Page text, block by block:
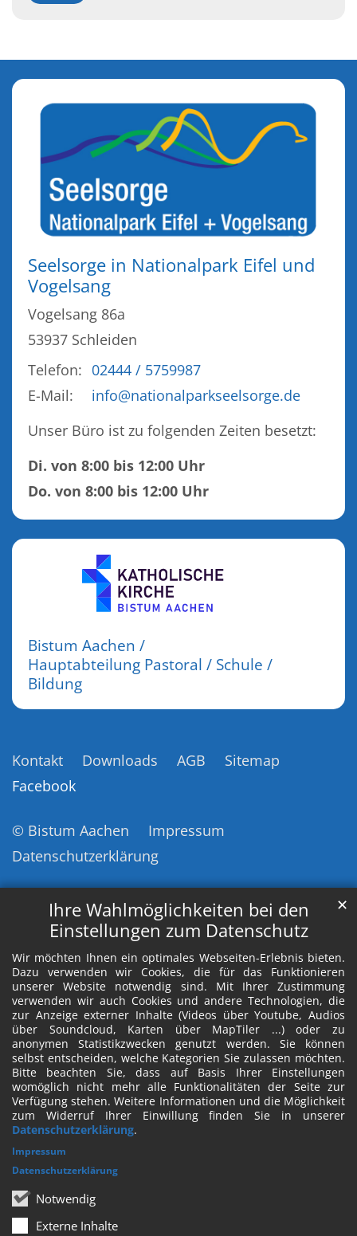
Ihre Wahlmöglichkeiten bei den
Einstellungen zum Datenschutz
Wir möchten Ihnen ein optimales Webseiten-Erlebnis bieten.
Dazu verwenden wir Cookies, die für das Funktionieren
unserer Website notwendig sind. Mit Ihrer Zustimmung
verwenden wir auch Cookies und andere Technologien, die
zur Anzeige externer Inhalte (Videos über Youtube, Audios
über Soundcloud, Karten über MapTiler ...) oder zu
anonymen Statistikzwecken genutzt werden. Sie können
selbst entscheiden, welche Kategorien Sie zulassen möchten.
Bitte beachten Sie, dass auf Basis Ihrer Einstellungen
womöglich nicht mehr alle Funktionalitäten der Seite zur
Verfügung stehen. Weitere Informationen und die Möglichkeit
zum Widerruf Ihrer Einwillung finden Sie in unserer
Datenschutzerklärung.
Notwendig
Externe Inhalte
✕
Impressum
Datenschutzerklärung
Seelsorge in Nationalpark Eifel und
Vogelsang
Vogelsang 86a
53937 Schleiden
Telefon: 02444 / 5759987
E-Mail:
info@nationalparkseelsorge.de
Unser Büro ist zu folgenden Zeiten besetzt:
Di. von 8:00 bis 12:00 Uhr
Do. von 8:00 bis 12:00 Uhr
Bistum Aachen /
Hauptabteilung Pastoral / Schule /
Bildung
Kontakt Downloads AGB
Sitemap
Facebook
© Bistum Aachen
Impressum
Datenschutzerklärung